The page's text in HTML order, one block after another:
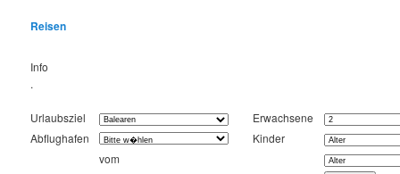
Reisen
Info
.
Urlaubsziel
Erwachsene
Abflughafen
Kinder
vom